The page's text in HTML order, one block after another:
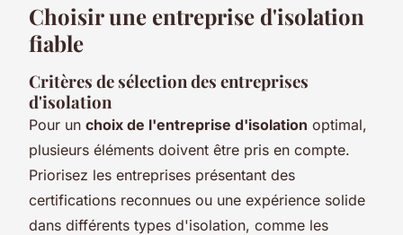
Choisir une entreprise d'isolation
fiable
Critères de sélection des entreprises
d'isolation
Pour un choix de l'entreprise d'isolation optimal,
plusieurs éléments doivent être pris en compte.
Priorisez les entreprises présentant des
certifications reconnues ou une expérience solide
dans différents types d'isolation, comme les